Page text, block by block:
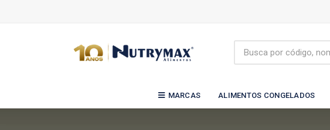
MARCAS ALIMENTOS CONGELADOS